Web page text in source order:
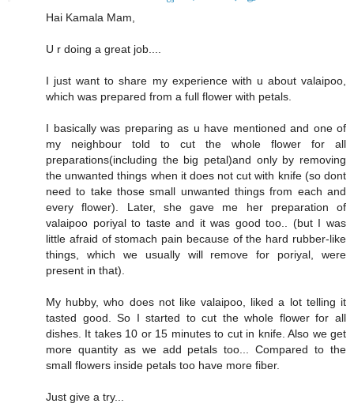
Hai Kamala Mam,
U r doing a great job....
I just want to share my experience with u about valaipoo,
which was prepared from a full flower with petals.
I basically was preparing as u have mentioned and one of
my neighbour told to cut the whole flower for all
preparations(including the big petal)and only by removing
the unwanted things when it does not cut with knife (so dont
need to take those small unwanted things from each and
every flower). Later, she gave me her preparation of
valaipoo poriyal to taste and it was good too.. (but I was
little afraid of stomach pain because of the hard rubber-like
things, which we usually will remove for poriyal, were
present in that).
My hubby, who does not like valaipoo, liked a lot telling it
tasted good. So I started to cut the whole flower for all
dishes. It takes 10 or 15 minutes to cut in knife. Also we get
more quantity as we add petals too... Compared to the
small flowers inside petals too have more fiber.
Just give a try...